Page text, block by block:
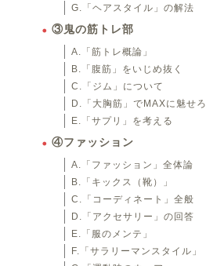
G.「ヘアスタイル」の解法
③鬼の筋トレ部
A.「筋トレ概論」
B.「腹筋」をいじめ抜く
C.「ジム」について
D.「大胸筋」でMAXに魅せろ
E.「サプリ」を考える
④ファッション
A.「ファッション」全体論
B.「キックス（靴）」
C.「コーディネート」全般
D.「アクセサリー」の回答
E.「服のメンテ」
F.「サラリーマンスタイル」